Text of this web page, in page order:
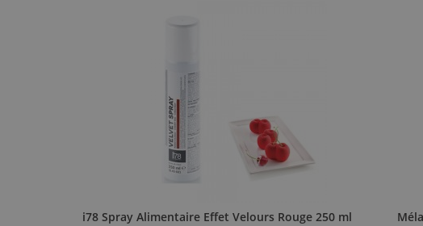
i78 Spray Alimentaire Effet Velours Rouge 250 ml